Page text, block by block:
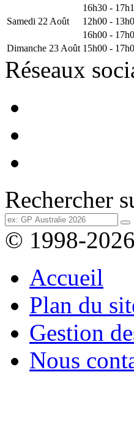
16h30 -
Samedi 22 Août
12h00 -
16h00 -
Dimanche 23 Août 15h00 -
Réseaux
Rechercher
© 1998-
Accueil
Plan du
Gestion
Nous